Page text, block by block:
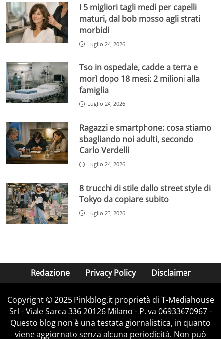
I 5 migliori tagli medi per capelli
maturi, dal bob mosso agli strati
morbidi
Luglio 24, 2026
Tso in ospedale, cadde a terra e
morì dopo 18 mesi: 2 milioni alla
famiglia
Luglio 24, 2026
Ragazzi e smartphone: cosa stiamo
sbagliando noi adulti, secondo
Carlo Verdelli
Luglio 24, 2026
8 trucchi di stile dallo street style di
Tokyo da copiare subito
Luglio 23, 2026
Redazione Privacy Policy Disclaimer
Copyright © 2025 Pinkblog.it proprietà di T-Mediahouse
Srl - Viale Sarca 336 20126 Milano - P.Iva 06933670967 -
Questo blog non è una testata giornalistica, in quanto
viene aggiornato senza alcuna periodicità. Non può